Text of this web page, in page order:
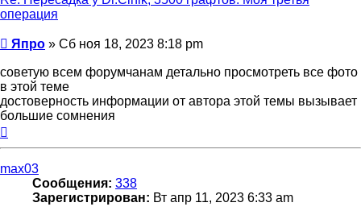
операция
Сообщение
Япро » Сб ноя 18, 2023 8:18 pm
советую всем форумчанам детально просмотреть все фото
в этой теме
достоверность информации от автора этой темы вызывает
большие сомнения
max03
Сообщения: 338
Зарегистрирован: Вт апр 11, 2023 6:33 am